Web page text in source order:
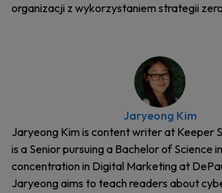
organizacji z wykorzystaniem strategii
Jaryeong Kim
Jaryeong Kim is content writer at Keeper
is a Senior pursuing a Bachelor of Science
concentration in Digital Marketing at
Jaryeong aims to teach readers about